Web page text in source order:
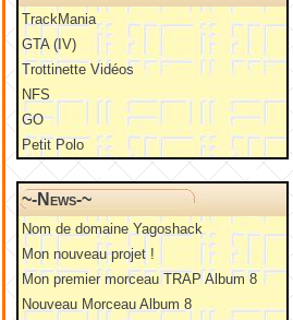
TrackMania
GTA (IV)
Trottinette Vidéos
NFS
GO
Petit Polo
~-News-~
Nom de domaine Yagoshack
Mon nouveau projet !
Mon premier morceau TRAP Album 8
Nouveau Morceau Album 8